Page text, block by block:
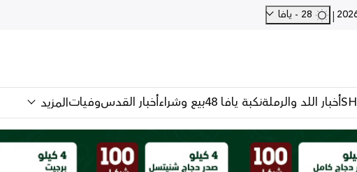
|
أخبار اللد والرملةنكبة يافا 48 بيع وشراءأخبار القدسوفياتالمزيد